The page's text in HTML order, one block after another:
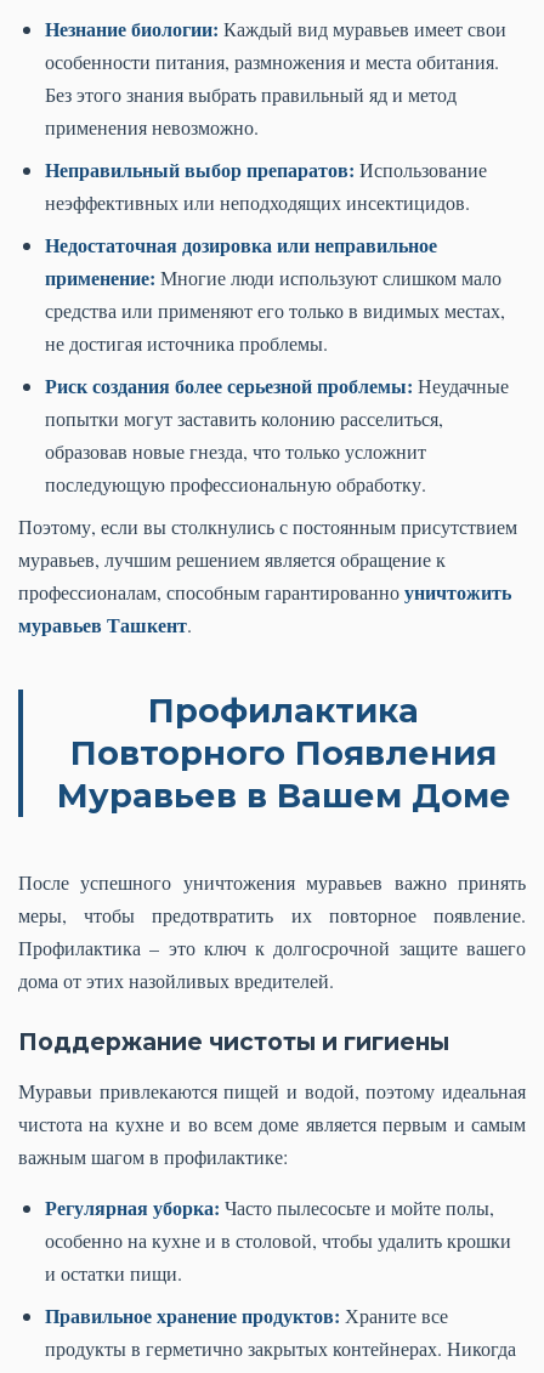
Незнание биологии: Каждый вид муравьев имеет свои
особенности питания, размножения и места обитания.
Без этого знания выбрать правильный яд и метод
применения невозможно.
Неправильный выбор препаратов: Использование
неэффективных или неподходящих инсектицидов.
Недостаточная дозировка или неправильное
применение: Многие люди используют слишком мало
средства или применяют его только в видимых местах,
не достигая источника проблемы.
Риск создания более серьезной проблемы: Неудачные
попытки могут заставить колонию расселиться,
образовав новые гнезда, что только усложнит
последующую профессиональную обработку.
Поэтому, если вы столкнулись с постоянным присутствием
муравьев, лучшим решением является обращение к
профессионалам, способным гарантированноуничтожить
муравьев Ташкент.
Профилактика
Повторного Появления
Муравьев в Вашем Доме
После успешного уничтожения муравьев важно принять
меры, чтобы предотвратить их повторное появление.
Профилактика – это ключ к долгосрочной защите вашего
дома от этих назойливых вредителей.
Поддержание чистоты и гигиены
Муравьи привлекаются пищей и водой, поэтому идеальная
чистота на кухне и во всем доме является первым и самым
важным шагом в профилактике:
Регулярная уборка: Часто пылесосьте и мойте полы,
особенно на кухне и в столовой, чтобы удалить крошки
и остатки пищи.
Правильное хранение продуктов: Храните все
продукты в герметично закрытых контейнерах. Никогда